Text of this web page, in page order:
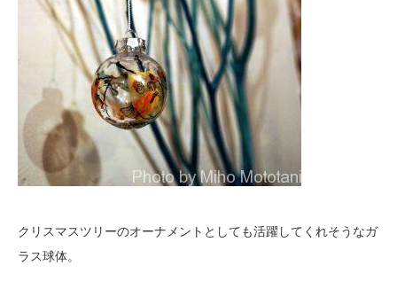
クリスマスツリーのオーナメントとしても活躍してくれそうなガ
ラス球体。